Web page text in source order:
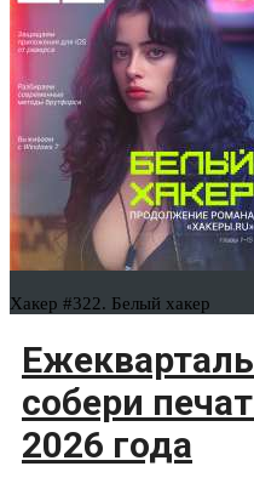
Хакер #322. Белый хакер
собери
2026 года